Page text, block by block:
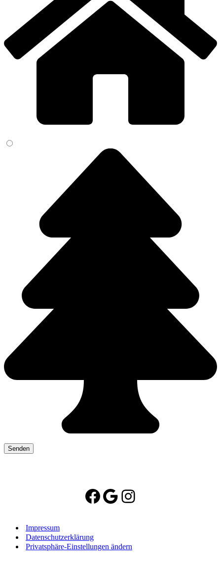
Facebook
Google
Instagram
Impressum
Datenschutzerklärung
Privatsphäre-Einstellungen ändern